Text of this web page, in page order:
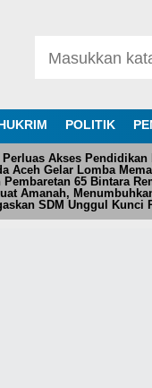
POLITIK
Akses Pendidikan
Aceh Gelar Lomba
65 Bintara
Amanah,
SDM Unggul